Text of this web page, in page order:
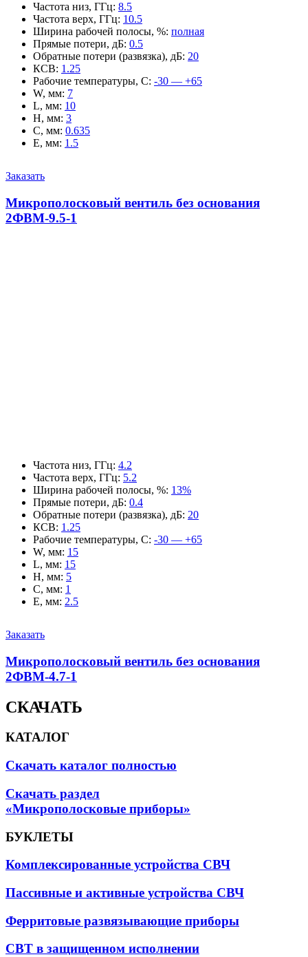
Частота низ, ГГц: 8.5
Частота верх, ГГц: 10.5
Ширина рабочей полосы, %: полная
Прямые потери, дБ: 0.5
Обратные потери (развязка), дБ: 20
КСВ: 1.25
Рабочие температуры, С: -30 — +65
W, мм: 7
L, мм: 10
H, мм: 3
C, мм: 0.635
E, мм: 1.5
Заказать
Микрополосковый вентиль без основания
2ФВМ-9.5-1
Частота низ, ГГц: 4.2
Частота верх, ГГц: 5.2
Ширина рабочей полосы, %: 13%
Прямые потери, дБ: 0.4
Обратные потери (развязка), дБ: 20
КСВ: 1.25
Рабочие температуры, С: -30 — +65
W, мм: 15
L, мм: 15
H, мм: 5
C, мм: 1
E, мм: 2.5
Заказать
Микрополосковый вентиль без основания
2ФВМ-4.7-1
СКАЧАТЬ
КАТАЛОГ
Скачать каталог полностью
Скачать раздел
«Микрополосковые приборы»
БУКЛЕТЫ
Комплексированные устройства СВЧ
Пассивные и активные устройства СВЧ
Ферритовые развязывающие приборы
СВТ в защищенном исполнении